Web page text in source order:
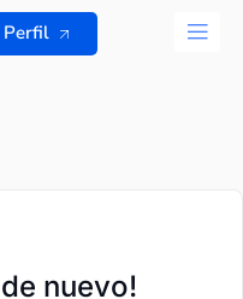
Perfil
nuevo!